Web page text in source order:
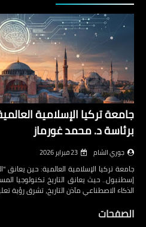
جامعة تركيا الإسلامية
برئاسة د. محمد غورماز
جوري الشام 23 فبراير 2026
جامعة تركيا الإسلامية العالمية: حين
إسطنبول.. حيث يعانق التاريخ تكنولوجيا
الذكاء الاصطناعي مآذن التاريخ، تشرق رؤية تعليمية
الصفحات